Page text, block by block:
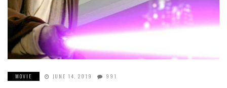
MOVIE JUNE 14, 2019 991